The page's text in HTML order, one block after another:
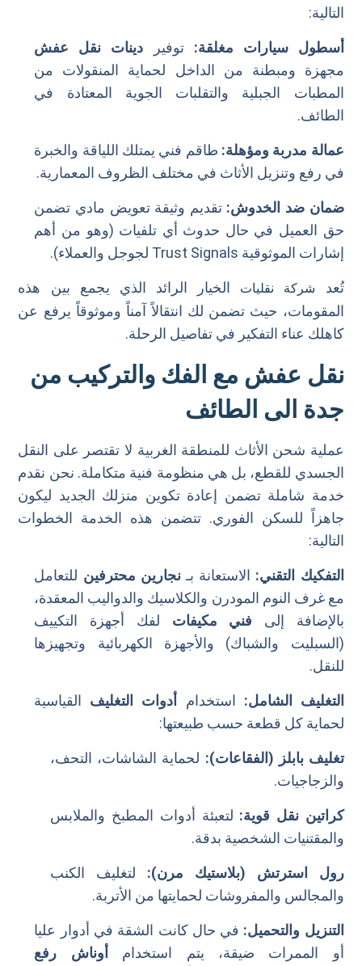
التالية:
أسطول سيارات مغلقة: توفير دينات نقل عفش
مجهزة ومبطنة من الداخل لحماية المنقولات من
المطبات الجبلية والتقلبات الجوية المعتادة في
الطائف.
عمالة مدربة ومؤهلة: طاقم فني يمتلك اللياقة والخبرة
في رفع وتنزيل الأثاث في مختلف الظروف المعمارية.
ضمان ضد الخدوش: تقديم وثيقة تعويض مادي تضمن
حق العميل في حال حدوث أي تلفيات (وهو من أهم
إشارات الموثوقية Trust Signals لجوجل والعملاء).
تُعد شركة نقليات الخيار الرائد الذي يجمع بين هذه
المقومات، حيث تضمن لك انتقالاً آمناً وموثوقاً يرفع عن
كاهلك عناء التفكير في تفاصيل الرحلة.
نقل عفش مع الفك والتركيب من
جدة الى الطائف
عملية شحن الأثاث للمنطقة الغربية لا تقتصر على النقل
الجسدي للقطع، بل هي منظومة فنية متكاملة. نحن نقدم
خدمة شاملة تضمن إعادة تكوين منزلك الجديد ليكون
جاهزاً للسكن الفوري. تتضمن هذه الخدمة الخطوات
التالية:
التفكيك التقني: الاستعانة بـنجارين محترفين للتعامل
مع غرف النوم المودرن والكلاسيك والدواليب المعقدة،
بالإضافة إلى فني مكيفات لفك أجهزة التكييف
(السبليت والشباك) والأجهزة الكهربائية وتجهيزها
للنقل.
التغليف الشامل: استخدام أدوات التغليف القياسية
لحماية كل قطعة حسب طبيعتها:
تغليف بابلز (الفقاعات): لحماية الشاشات، التحف،
والزجاجيات.
كراتين نقل قوية: لتعبئة أدوات المطبخ والملابس
والمقتنيات الشخصية بدقة.
رول استرتش (بلاستيك مرن): لتغليف الكنب
والمجالس والمفروشات لحمايتها من الأتربة.
التنزيل والتحميل: في حال كانت الشقة في أدوار عليا
أو الممرات ضيقة، يتم استخدام
أوناش رفع